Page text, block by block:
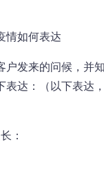
情如何表达
户发来的问候，并
表达：（以下表达
：